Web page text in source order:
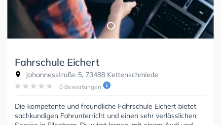
Fahrschule Eichert
Johannesstraße 5, 73488 Kettenschmiede
0 Bewertungen
Die kompetente und freundliche Fahrschule Eichert bietet
sachkundigen Fahrunterricht und einen sehr verlässlichen